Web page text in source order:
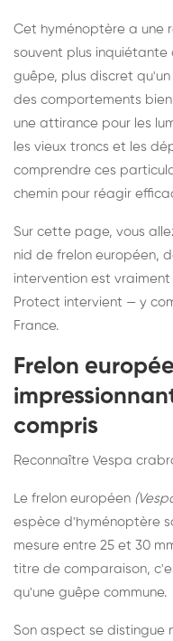
Cet hyménoptère a une
souvent plus inquiétante
guêpe, plus discret
des comportements
une attirance pour les
les vieux troncs et les
comprendre ces
chemin pour réagir
Sur cette page, vous
nid de frelon européen,
intervention est
Protect intervient — y
France.
Frelon
compris
Reconnaître Vespa
Le frelon européen
espèce d'hyménoptère
mesure entre 25 et 30
titre de comparaison,
qu'une guêpe commune.
Son aspect se distingue